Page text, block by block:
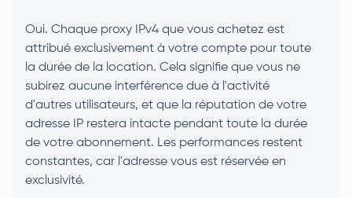
Oui. Chaque proxy IPv4 que vous achetez est
attribué exclusivement à votre compte pour toute
la durée de la location. Cela signifie que vous ne
subirez aucune interférence due à l'activité
d'autres utilisateurs, et que la réputation de votre
adresse IP restera intacte pendant toute la durée
de votre abonnement. Les performances restent
constantes, car l'adresse vous est réservée en
exclusivité.